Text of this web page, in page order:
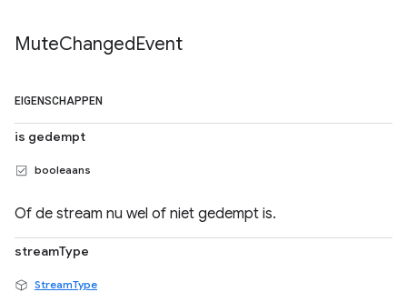
MuteChangedEvent
EIGENSCHAPPEN
is gedempt
booleaans
Of de stream nu wel of niet gedempt is.
streamType
StreamType